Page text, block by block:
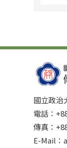
國立政治
電話：
傳真：
E-Mail：